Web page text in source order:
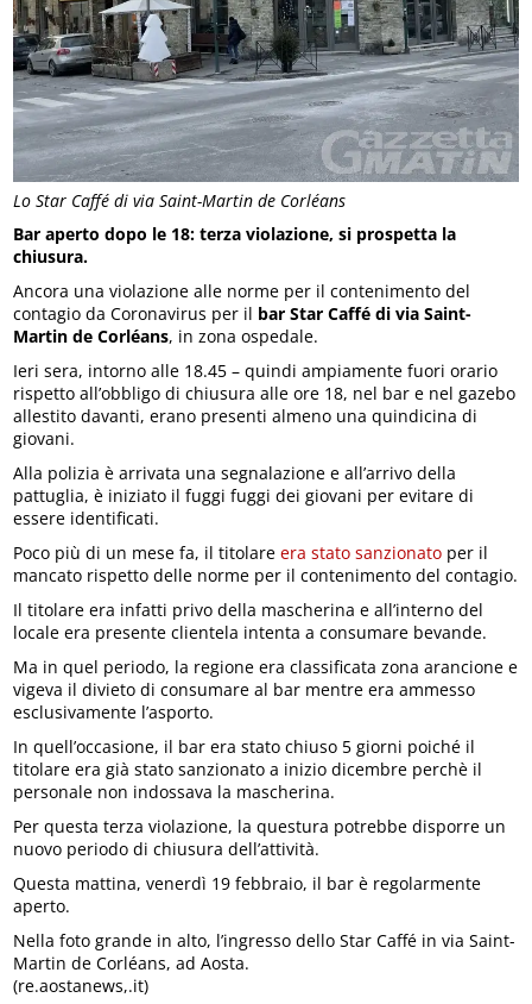
Lo Star Caffé di via Saint-Martin de Corléans
Bar aperto dopo le 18: terza violazione, si prospetta la
chiusura.
Ancora una violazione alle norme per il contenimento del
contagio da Coronavirus per il bar Star Caffé di via Saint-
Martin de Corléans, in zona ospedale.
Ieri sera, intorno alle 18.45 – quindi ampiamente fuori orario
rispetto all’obbligo di chiusura alle ore 18, nel bar e nel gazebo
allestito davanti, erano presenti almeno una quindicina di
giovani.
Alla polizia è arrivata una segnalazione e all’arrivo della
pattuglia, è iniziato il fuggi fuggi dei giovani per evitare di
essere identificati.
Poco più di un mese fa, il titolareera stato sanzionato per il
mancato rispetto delle norme per il contenimento del contagio.
Il titolare era infatti privo della mascherina e all’interno del
locale era presente clientela intenta a consumare bevande.
Ma in quel periodo, la regione era classificata zona arancione e
vigeva il divieto di consumare al bar mentre era ammesso
esclusivamente l’asporto.
In quell’occasione, il bar era stato chiuso 5 giorni poiché il
titolare era già stato sanzionato a inizio dicembre perchè il
personale non indossava la mascherina.
Per questa terza violazione, la questura potrebbe disporre un
nuovo periodo di chiusura dell’attività.
Questa mattina, venerdì 19 febbraio, il bar è regolarmente
aperto.
Nella foto grande in alto, l’ingresso dello Star Caffé in via Saint-
Martin de Corléans, ad Aosta.
(re.aostanews,.it)